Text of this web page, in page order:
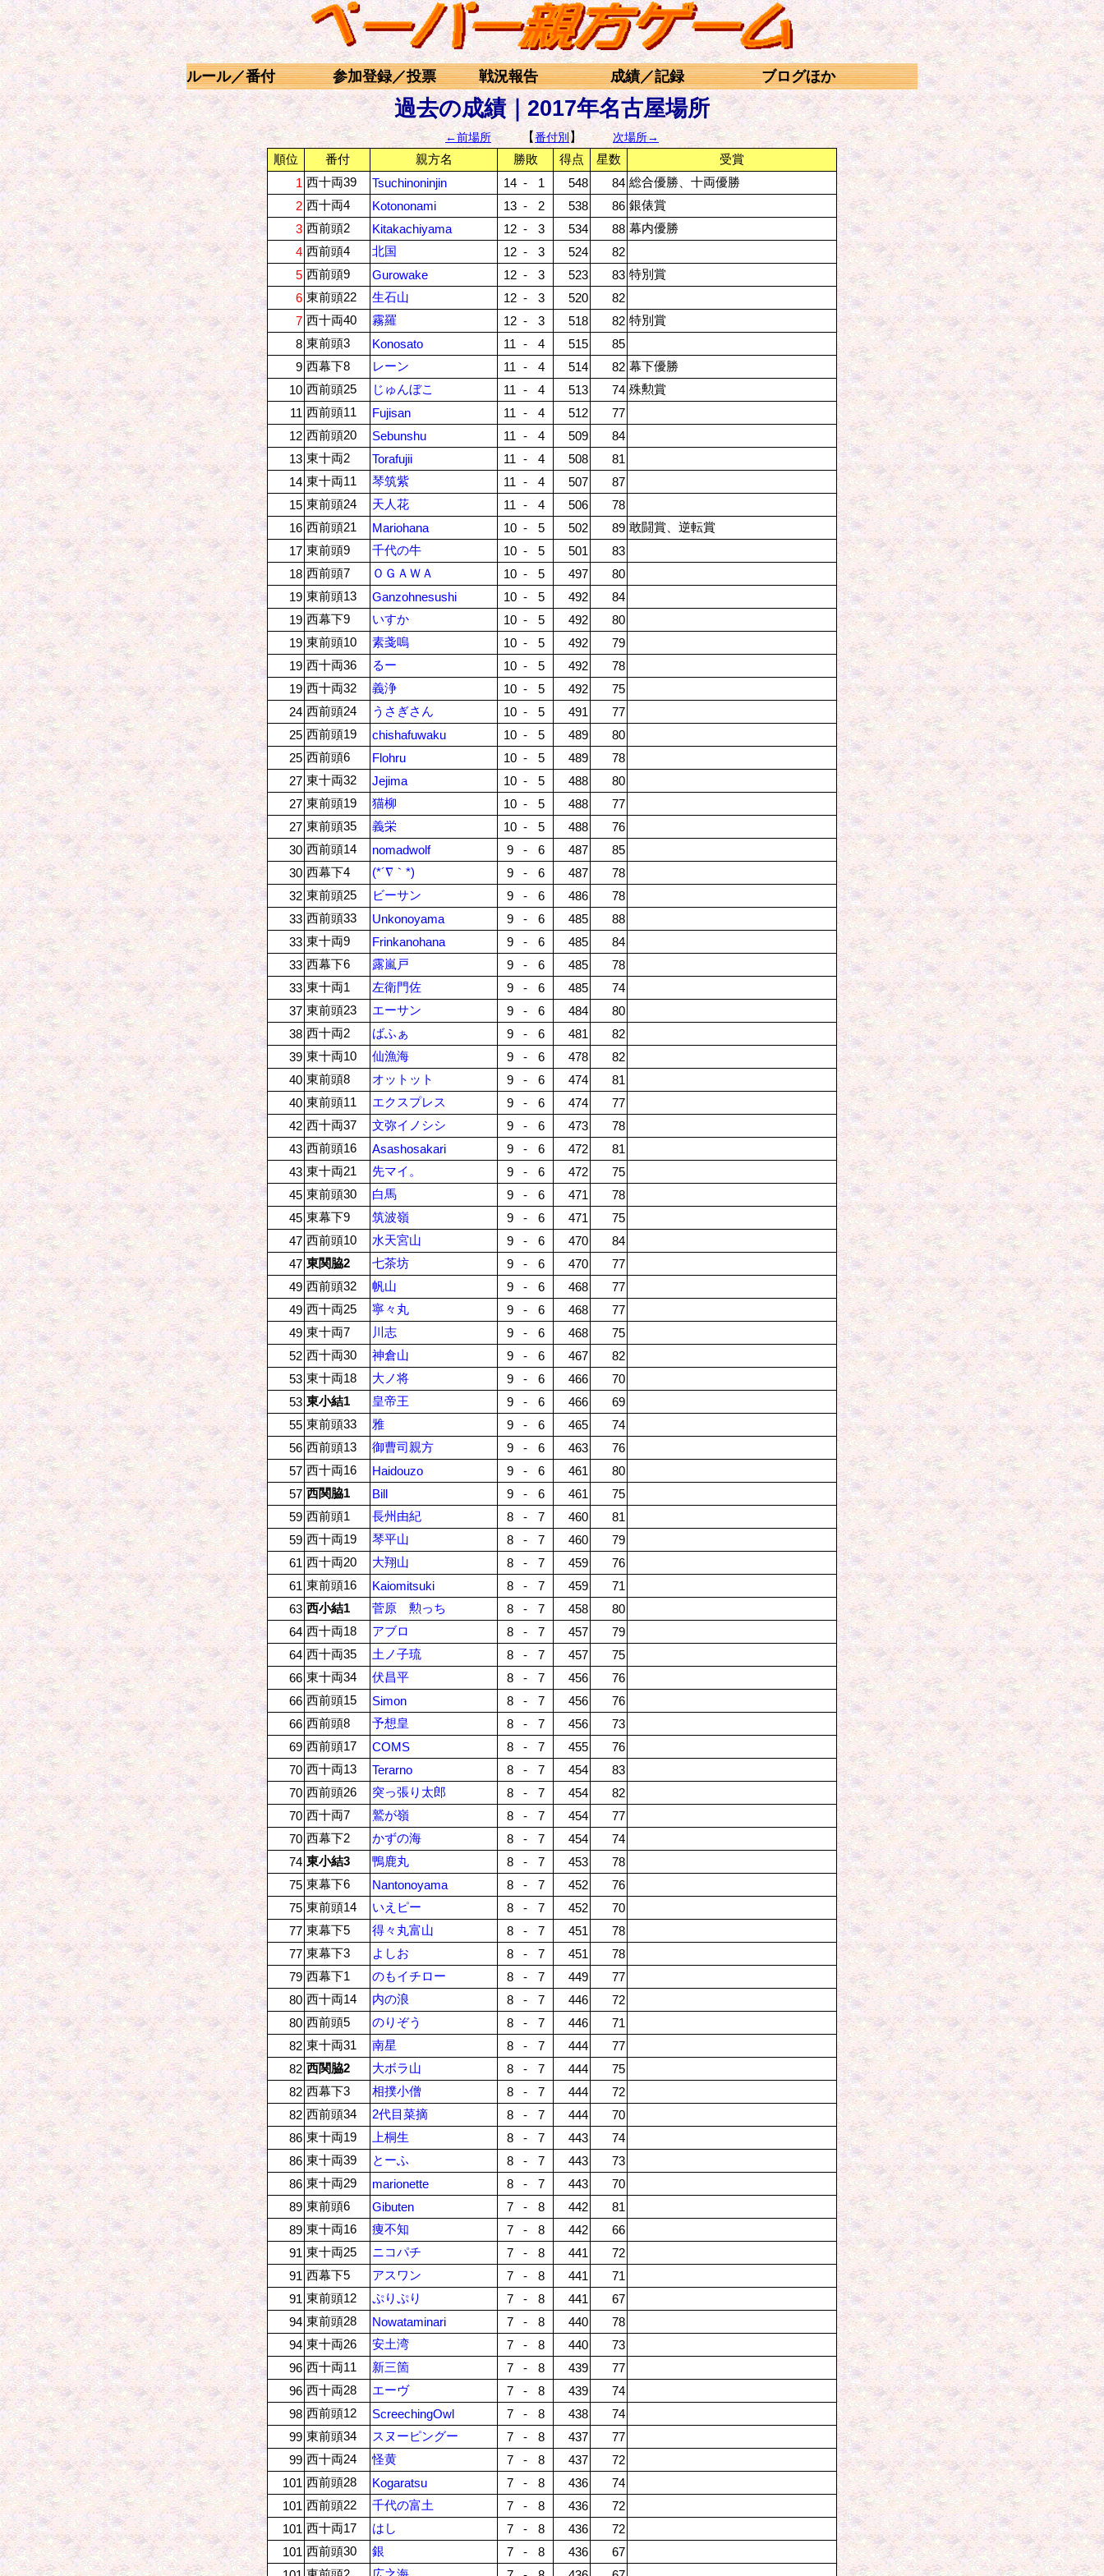
ルール／番付 参加登録／投票 戦況報告 成績／記録 ブログほか
過去の成績｜2017年名古屋場所
←前場所 【番付別】 次場所→
順位 番付 親方名 勝敗 得点 星数
受賞
1 西十両39 Tsuchinoninjin 14 - 1 548 84 総合優勝、十両優勝
2 西十両4 Kotononami 13 - 2 538 86 銀俵賞
3 西前頭2 Kitakachiyama 12 - 3 534 88 幕内優勝
4 西前頭4 北国 12 - 3 524
82
5 西前頭9 Gurowake 12 - 3 523 83 特別賞
6 東前頭22 生石山 12 - 3 520
82
7 西十両40 霧羅 12 - 3 518 82 特別賞
8 東前頭3 Konosato 11 - 4 515
85
9 西幕下8 レーン 11 - 4 514 82 幕下優勝
10 西前頭25 じゅんぼこ 11 - 4 513 74 殊勲賞
11 西前頭11 Fujisan 11 - 4 512
77
12 西前頭20 Sebunshu 11 - 4 509
84
13 東十両2 Torafujii 11 - 4 508
81
14 東十両11 琴筑紫 11 - 4 507
87
15 東前頭24 天人花 11 - 4 506
78
16 西前頭21 Mariohana 10 - 5 502 89 敢闘賞、逆転賞
17 東前頭9 千代の牛 10 - 5 501
83
18 西前頭7 ＯＧＡＷＡ 10 - 5 497
80
19 東前頭13 Ganzohnesushi 10 - 5 492
84
19 西幕下9 いすか 10 - 5 492
80
19 東前頭10 素戔嗚 10 - 5 492
79
19 西十両36 るー 10 - 5 492
78
19 西十両32 義浄 10 - 5 492
75
24 西前頭24 うさぎさん 10 - 5 491
77
25 西前頭19 chishafuwaku 10 - 5 489
80
25 西前頭6 Flohru 10 - 5 489
78
27 東十両32 Jejima 10 - 5 488
80
27 東前頭19 猫柳 10 - 5 488
77
27 東前頭35 義栄 10 - 5 488
76
30 西前頭14 nomadwolf 9 - 6 487
85
30 西幕下4 (*´∇｀*) 9 - 6 487
78
32 東前頭25 ビーサン 9 - 6 486
78
33 西前頭33 Unkonoyama 9 - 6 485
88
33 東十両9 Frinkanohana 9 - 6 485
84
33 西幕下6 露嵐戸 9 - 6 485
78
33 東十両1 左衛門佐 9 - 6 485
74
37 東前頭23 エーサン 9 - 6 484
80
38 西十両2 ばふぁ 9 - 6 481
82
39 東十両10 仙漁海 9 - 6 478
82
40 東前頭8 オットット 9 - 6 474
81
40 東前頭11 エクスプレス 9 - 6 474
77
42 西十両37 文弥イノシシ 9 - 6 473
78
43 西前頭16 Asashosakari 9 - 6 472
81
43 東十両21 先マイ。 9 - 6 472
75
45 東前頭30 白馬 9 - 6 471
78
45 東幕下9 筑波嶺 9 - 6 471
75
47 西前頭10 水天宮山 9 - 6 470
84
47 東関脇2 七茶坊 9 - 6 470
77
49 西前頭32 帆山 9 - 6 468
77
49 西十両25 寧々丸 9 - 6 468
77
49 東十両7 川志 9 - 6 468
75
52 西十両30 神倉山 9 - 6 467
82
53 東十両18 大ノ将 9 - 6 466
70
53 東小結1 皇帝王 9 - 6 466
69
55 東前頭33 雅 9 - 6 465
74
56 西前頭13 御曹司親方 9 - 6 463
76
57 西十両16 Haidouzo 9 - 6 461
80
57 西関脇1 Bill 9 - 6 461
75
59 西前頭1 長州由紀 8 - 7 460
81
59 西十両19 琴平山 8 - 7 460
79
61 西十両20 大翔山 8 - 7 459
76
61 東前頭16 Kaiomitsuki 8 - 7 459
71
63 西小結1 菅原 勲っち 8 - 7 458
80
64 西十両18 アブロ 8 - 7 457
79
64 西十両35 土ノ子琉 8 - 7 457
75
66 東十両34 伏昌平 8 - 7 456
76
66 西前頭15 Simon 8 - 7 456
76
66 西前頭8 予想皇 8 - 7 456
73
69 西前頭17 COMS 8 - 7 455
76
70 西十両13 Terarno 8 - 7 454
83
70 西前頭26 突っ張り太郎 8 - 7 454
82
70 西十両7 鷲が嶺 8 - 7 454
77
70 西幕下2 かずの海 8 - 7 454
74
74 東小結3 鴨鹿丸 8 - 7 453
78
75 東幕下6 Nantonoyama 8 - 7 452
76
75 東前頭14 いえピー 8 - 7 452
70
77 東幕下5 得々丸富山 8 - 7 451
78
77 東幕下3 よしお 8 - 7 451
78
79 西幕下1 のもイチロー 8 - 7 449
77
80 西十両14 内の浪 8 - 7 446
72
80 西前頭5 のりぞう 8 - 7 446
71
82 東十両31 南星 8 - 7 444
77
82 西関脇2 大ボラ山 8 - 7 444
75
82 西幕下3 相撲小僧 8 - 7 444
72
82 西前頭34 2代目菜摘 8 - 7 444
70
86 東十両19 上桐生 8 - 7 443
74
86 東十両39 とーふ 8 - 7 443
73
86 東十両29 marionette 8 - 7 443
70
89 東前頭6 Gibuten 7 - 8 442
81
89 東十両16 痩不知 7 - 8 442
66
91 東十両25 ニコパチ 7 - 8 441
72
91 西幕下5 アスワン 7 - 8 441
71
91 東前頭12 ぷりぷり 7 - 8 441
67
94 東前頭28 Nowataminari 7 - 8 440
78
94 東十両26 安土湾 7 - 8 440
73
96 西十両11 新三箇 7 - 8 439
77
96 西十両28 エーヴ 7 - 8 439
74
98 西前頭12 ScreechingOwl 7 - 8 438
74
99 東前頭34 スヌーピングー 7 - 8 437
77
99 西十両24 怪黄 7 - 8 437
72
101 西前頭28 Kogaratsu 7 - 8 436
74
101 西前頭22 千代の富土 7 - 8 436
72
101 西十両17 はし 7 - 8 436
72
101 西前頭30 銀 7 - 8 436
67